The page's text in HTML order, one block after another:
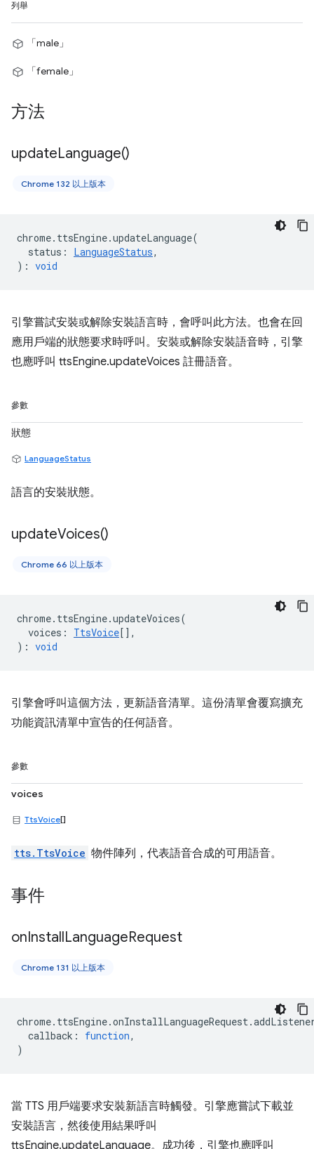
列舉
「male」
「female」
方法
updateLanguage()
Chrome 132 以上版本
chrome. ttsEngine.updateLanguage(
status : LanguageStatus,
) : void
引擎嘗試安裝或解除安裝語言時，會呼叫此方法。也會在回
應用戶端的狀態要求時呼叫。安裝或解除安裝語音時，引擎
也應呼叫 ttsEngine.updateVoices 註冊語音。
參數
狀態
LanguageStatus
語言的安裝狀態。
updateVoices()
Chrome 66 以上版本
chrome. ttsEngine.updateVoices(
voices : TtsVoice[],
) : void
引擎會呼叫這個方法，更新語音清單。這份清單會覆寫擴充
功能資訊清單中宣告的任何語音。
參數
voices
TtsVoice[]
tts.TtsVoice 物件陣列，代表語音合成的可用語音。
事件
onInstallLanguageRequest
Chrome 131 以上版本
chrome. ttsEngine.onInstallLanguageRequest.
callback : function,
)
當 TTS 用戶端要求安裝新語言時觸發。引擎應嘗試下載並
安裝語言，然後使用結果呼叫
ttsEngine.updateLanguage。成功後，引擎也應呼叫